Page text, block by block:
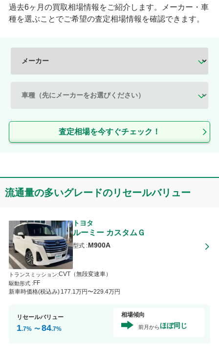
過去6ヶ月の買取相場情報をご紹介します。メーカー・車
種を選ぶことでご希望の査定相場情報を確認できます。
査定相場を今すぐチェック！
流通量の多いグレードのリセールバリュー
トヨタ
ルーミー カスタムＧ
型式 :M900A
トランスミッション:CVT（無段変速車）
駆動形式 :FF
新車時価格(税込み) 177 .1 万円〜229 .4万円
リセールバリュー
1.7% 〜 84.7%
相場傾向
前月からほぼ同じ